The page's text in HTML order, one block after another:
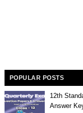
POPULAR POSTS
12th
Answer